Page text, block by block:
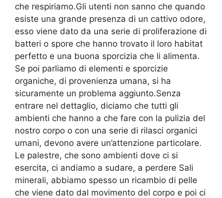
che respiriamo.Gli utenti non sanno che quando
esiste una grande presenza di un cattivo odore,
esso viene dato da una serie di proliferazione di
batteri o spore che hanno trovato il loro habitat
perfetto e una buona sporcizia che li alimenta.
Se poi parliamo di elementi e sporcizie
organiche, di provenienza umana, si ha
sicuramente un problema aggiunto.Senza
entrare nel dettaglio, diciamo che tutti gli
ambienti che hanno a che fare con la pulizia del
nostro corpo o con una serie di rilasci organici
umani, devono avere un’attenzione particolare.
Le palestre, che sono ambienti dove ci si
esercita, ci andiamo a sudare, a perdere Sali
minerali, abbiamo spesso un ricambio di pelle
che viene dato dal movimento del corpo e poi ci